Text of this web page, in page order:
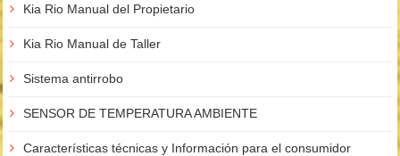
Kia Rio Manual del Propietario
Kia Rio Manual de Taller
Sistema antirrobo
SENSOR DE TEMPERATURA AMBIENTE
Características técnicas y Información para el consumidor